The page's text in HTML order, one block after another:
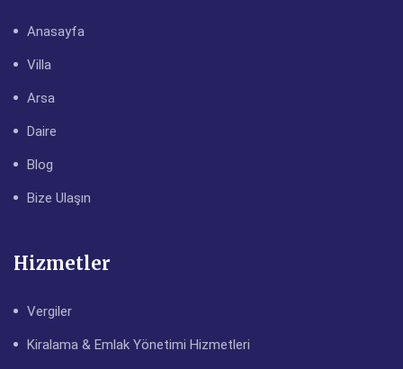
Anasayfa
Villa
Arsa
Daire
Blog
Bize Ulaşın
Hizmetler
Vergiler
Kiralama & Emlak Yönetimi Hizmetleri